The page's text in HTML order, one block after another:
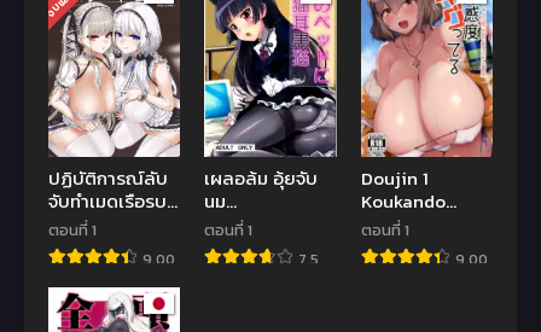
Rebechi
YouCha ni
Natte ita Ken
Kurosawa-ryuu
Kozukuri Muko
Shiken
ปฏิบัติการณ์ลับ
จับทำเมดเรือรบ
[Fatalpulse
(Asanagi)]
Lady, Maid ni
Otsu – Lady,
Fallen Maid
ตอนที่ 1
9.00
เผลอล้ม อุ้ยจับ
นม
[Necrolincer
(Kimoto
Kanata)] Ore
ตอนที่ 1
7.5
Doujin 1
Koukando
Bugtteru
Bugged
Relationship
ตอนที่ 1
9.00